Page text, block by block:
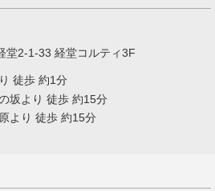
堂2-1-33 経堂コルティ3F
徒歩 約1分
坂より 徒歩 約15分
より 徒歩 約15分